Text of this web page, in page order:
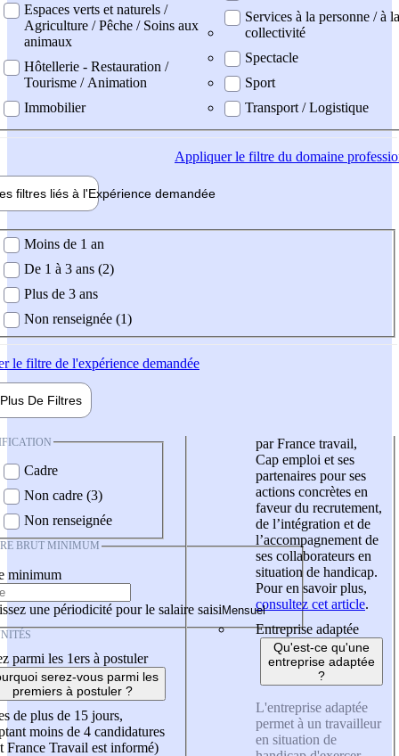
Espaces verts et naturels /
Agriculture / Pêche / Soins aux
animaux
Hôtellerie - Restauration /
Tourisme / Animation
Immobilier
Services à la personne / à la
collectivité
Spectacle
Sport
Transport / Logistique
Appliquerle filtre du domaine
filtres liés à l'Expérience demandée
demandée
Moins de 1 an
De 1 à 3 ans (2)
Plus de 3 ans
Non renseignée (1)
le filtre de l'expérience demandée
Plus De Filtres
Cadre
Non cadre (3)
Non renseignée
BRUT MINIMUM
minimum
une périodicité pour le salaire saisi
parmi les 1ers à postuler
serez-vous parmi les
premiers à postuler ?
de plus de 15 jours,
moins de 4 candidatures
France Travail est informé)
par France travail,
Cap emploi et ses
partenaires pour ses
actions concrètes en
faveur du recrutement,
de l’intégration et de
l’accompagnement de
ses collaborateurs en
situation de handicap.
Pour en savoir plus,
consultez cet article.
Entreprise adaptée
Qu'est-ce qu'une
entreprise adaptée
?
L'entreprise adaptée
permet à un travailleur
en situation de